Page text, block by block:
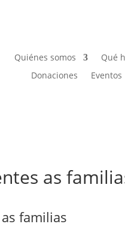
Quiénes somos Qué
Donaciones
Eventos
as
familias